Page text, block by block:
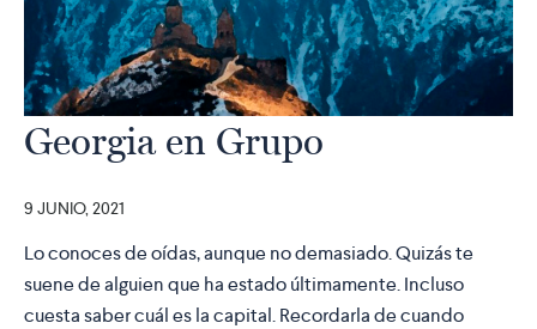
Georgia en Grupo
9 JUNIO, 2021
Lo conoces de oídas, aunque no demasiado. Quizás te
suene de alguien que ha estado últimamente. Incluso
cuesta saber cuál es la capital. Recordarla de cuando